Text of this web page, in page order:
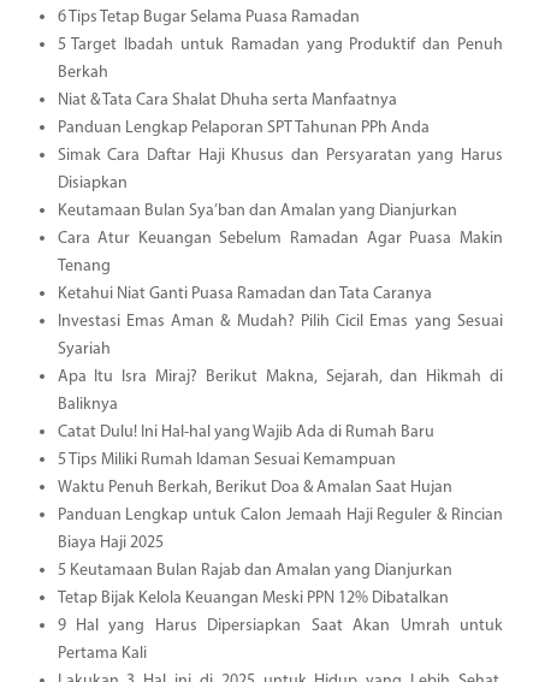
6 Tips Tetap Bugar Selama Puasa Ramadan
5 Target Ibadah untuk Ramadan yang Produktif dan Penuh
Berkah
Niat & Tata Cara Shalat Dhuha serta Manfaatnya
Panduan Lengkap Pelaporan SPT Tahunan PPh Anda
Simak Cara Daftar Haji Khusus dan Persyaratan yang Harus
Disiapkan
Keutamaan Bulan Sya’ban dan Amalan yang Dianjurkan
Cara Atur Keuangan Sebelum Ramadan Agar Puasa Makin
Tenang
Ketahui Niat Ganti Puasa Ramadan dan Tata Caranya
Investasi Emas Aman & Mudah? Pilih Cicil Emas yang Sesuai
Syariah
Apa Itu Isra Miraj? Berikut Makna, Sejarah, dan Hikmah di
Baliknya
Catat Dulu! Ini Hal-hal yang Wajib Ada di Rumah Baru
5 Tips Miliki Rumah Idaman Sesuai Kemampuan
Waktu Penuh Berkah, Berikut Doa & Amalan Saat Hujan
Panduan Lengkap untuk Calon Jemaah Haji Reguler & Rincian
Biaya Haji 2025
5 Keutamaan Bulan Rajab dan Amalan yang Dianjurkan
Tetap Bijak Kelola Keuangan Meski PPN 12% Dibatalkan
9 Hal yang Harus Dipersiapkan Saat Akan Umrah untuk
Pertama Kali